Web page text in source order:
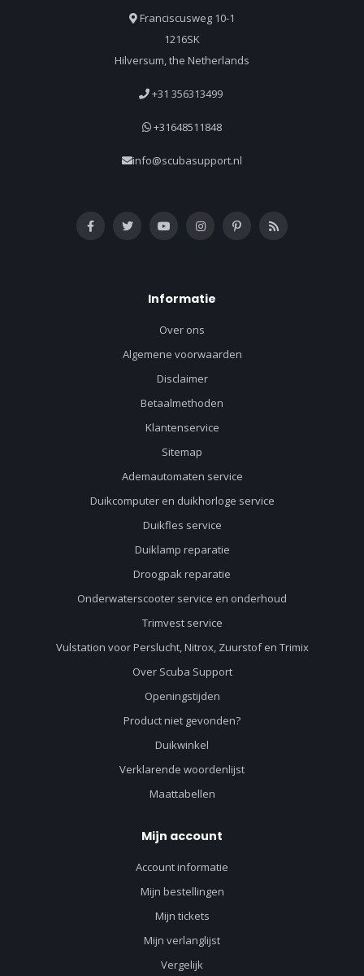
Franciscusweg 10-1
1216SK
Hilversum, the Netherlands
+31 356313499
+31648511848
info@scubasupport.nl
Informatie
Over ons
Algemene voorwaarden
Disclaimer
Betaalmethoden
Klantenservice
Sitemap
Ademautomaten service
Duikcomputer en duikhorloge service
Duikfles service
Duiklamp reparatie
Droogpak reparatie
Onderwaterscooter service en onderhoud
Trimvest service
Vulstation voor Perslucht, Nitrox, Zuurstof en Trimix
Over Scuba Support
Openingstijden
Product niet gevonden?
Duikwinkel
Verklarende woordenlijst
Maattabellen
Mijn account
Account informatie
Mijn bestellingen
Mijn tickets
Mijn verlanglijst
Vergelijk